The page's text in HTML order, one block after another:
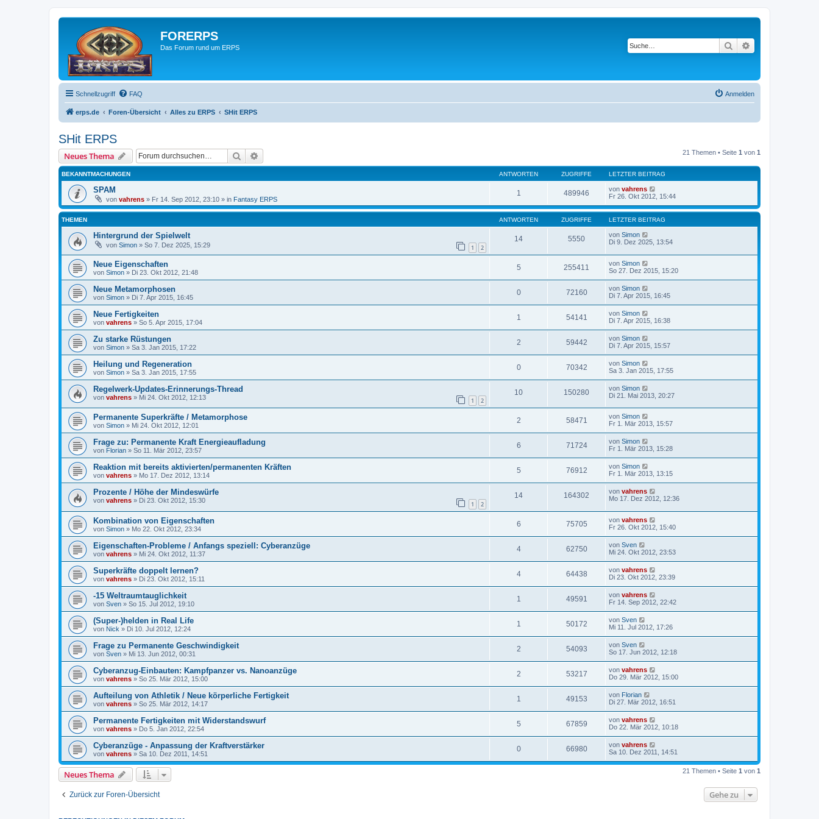
FORERPS
Das Forum rund um ERPS Suche
Schnellzugriff FAQ Anmelden
erps.de Foren-Übersicht Alles zu ERPS SHit ERPS
SHit ERPS
Neues Thema Suche 21 Themen • Seite 1 von 1
BEKANNTMACHUNGEN ANTWORTEN ZUGRIFFE LETZTER BEITRAG
SPAM
von vahrens » Fr 14. Sep 2012, 23:10 » in Fantasy ERPS
1 489946 von vahrens
Fr 26. Okt 2012, 15:44
THEMEN ANTWORTEN ZUGRIFFE LETZTER BEITRAG
Hintergrund der Spielwelt
von Simon » So 7. Dez 2025, 15:29 1 2
14 5550 von Simon
Di 9. Dez 2025, 13:54
Neue Eigenschaften
von Simon » Di 23. Okt 2012, 21:48
5 255411 von Simon
So 27. Dez 2015, 15:20
Neue Metamorphosen
von Simon » Di 7. Apr 2015, 16:45
0 72160 von Simon
Di 7. Apr 2015, 16:45
Neue Fertigkeiten
von vahrens » So 5. Apr 2015, 17:04
1 54141 von Simon
Di 7. Apr 2015, 16:38
Zu starke Rüstungen
von Simon » Sa 3. Jan 2015, 17:22
2 59442 von Simon
Di 7. Apr 2015, 15:57
Heilung und Regeneration
von Simon » Sa 3. Jan 2015, 17:55
0 70342 von Simon
Sa 3. Jan 2015, 17:55
Regelwerk-Updates-Erinnerungs-Thread
von vahrens » Mi 24. Okt 2012, 12:13 1 2
10 150280 von Simon
Di 21. Mai 2013, 20:27
Permanente Superkräfte / Metamorphose
von Simon » Mi 24. Okt 2012, 12:01
2 58471 von Simon
Fr 1. Mär 2013, 15:57
Frage zu: Permanente Kraft Energieaufladung
von Florian » So 11. Mär 2012, 23:57
6 71724 von Simon
Fr 1. Mär 2013, 15:28
Reaktion mit bereits aktivierten/permanenten Kräften
von vahrens » Mo 17. Dez 2012, 13:14
5 76912 von Simon
Fr 1. Mär 2013, 13:15
Prozente / Höhe der Mindeswürfe
von vahrens » Di 23. Okt 2012, 15:30 1 2
14 164302 von vahrens
Mo 17. Dez 2012, 12:36
Kombination von Eigenschaften
von Simon » Mo 22. Okt 2012, 23:34
6 75705 von vahrens
Fr 26. Okt 2012, 15:40
Eigenschaften-Probleme / Anfangs speziell: Cyberanzüge
von vahrens » Mi 24. Okt 2012, 11:37
4 62750 von Sven
Mi 24. Okt 2012, 23:53
Superkräfte doppelt lernen?
von vahrens » Di 23. Okt 2012, 15:11
4 64438 von vahrens
Di 23. Okt 2012, 23:39
-15 Weltraumtauglichkeit
von Sven » So 15. Jul 2012, 19:10
1 49591 von vahrens
Fr 14. Sep 2012, 22:42
(Super-)helden in Real Life
von Nick » Di 10. Jul 2012, 12:24
1 50172 von Sven
Mi 11. Jul 2012, 17:26
Frage zu Permanente Geschwindigkeit
von Sven » Mi 13. Jun 2012, 00:31
2 54093 von Sven
So 17. Jun 2012, 12:18
Cyberanzug-Einbauten: Kampfpanzer vs. Nanoanzüge
von vahrens » So 25. Mär 2012, 15:00
2 53217 von vahrens
Do 29. Mär 2012, 15:00
Aufteilung von Athletik / Neue körperliche Fertigkeit
von vahrens » So 25. Mär 2012, 14:17
1 49153 von Florian
Di 27. Mär 2012, 16:51
Permanente Fertigkeiten mit Widerstandswurf
von vahrens » Do 5. Jan 2012, 22:54
5 67859 von vahrens
Do 22. Mär 2012, 10:18
Cyberanzüge - Anpassung der Kraftverstärker
von vahrens » Sa 10. Dez 2011, 14:51
0 66980 von vahrens
Sa 10. Dez 2011, 14:51
Neues Thema 21 Themen • Seite 1 von 1
Zurück zur Foren-Übersicht Gehe zu